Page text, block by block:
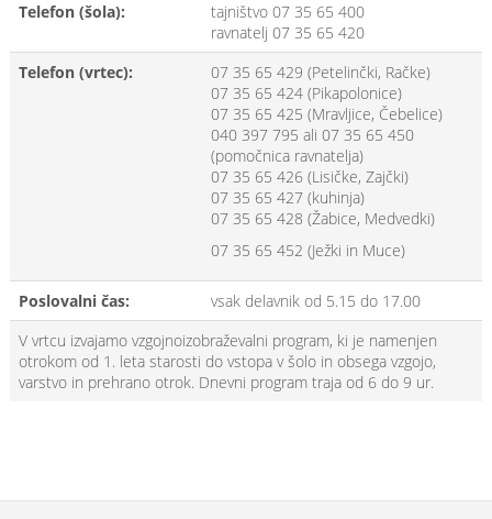
Telefon (šola):
tajništvo 07 35 65 400
ravnatelj 07 35 65 420
Telefon (vrtec):
07 35 65 429 (Petelinčki, Račke)
07 35 65 424 (Pikapolonice)
07 35 65 425 (Mravljice, Čebelice)
040 397 795 ali 07 35 65 450
(pomočnica ravnatelja)
07 35 65 426 (Lisičke, Zajčki)
07 35 65 427 (kuhinja)
07 35 65 428 (Žabice, Medvedki)
07 35 65 452 (Ježki in Muce)
Poslovalni čas:
vsak delavnik od 5.15 do 17.00
V vrtcu izvajamo vzgojnoizobraževalni program, ki je namenjen
otrokom od 1. leta starosti do vstopa v šolo in obsega vzgojo,
varstvo in prehrano otrok. Dnevni program traja od 6 do 9 ur.